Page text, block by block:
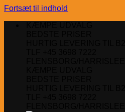
Fortsæt til indhold